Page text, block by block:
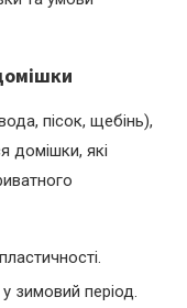
пісок, щебінь),
домішки, які
зимовий період.